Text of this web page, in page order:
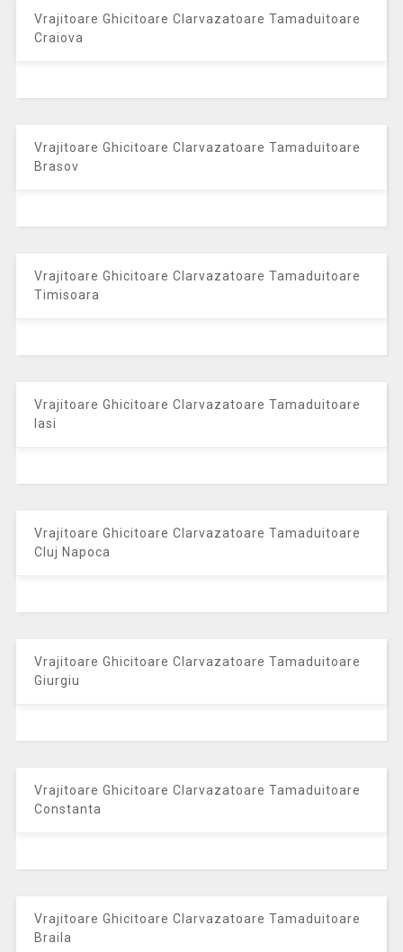
Vrajitoare Ghicitoare Clarvazatoare Tamaduitoare
Craiova
Vrajitoare Ghicitoare Clarvazatoare Tamaduitoare
Brasov
Vrajitoare Ghicitoare Clarvazatoare Tamaduitoare
Timisoara
Vrajitoare Ghicitoare Clarvazatoare Tamaduitoare
Iasi
Vrajitoare Ghicitoare Clarvazatoare Tamaduitoare
Cluj Napoca
Vrajitoare Ghicitoare Clarvazatoare Tamaduitoare
Giurgiu
Vrajitoare Ghicitoare Clarvazatoare Tamaduitoare
Constanta
Vrajitoare Ghicitoare Clarvazatoare Tamaduitoare
Braila